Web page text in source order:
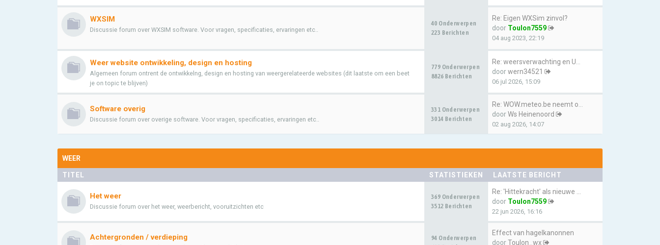
WXSIM
Discussie forum over WXSIM software. Voor vragen, specificaties, ervaringen etc..
40 Onderwerpen
223 Berichten
Re: Eigen WXSim zinvol?
door Toulon7559
04 aug 2023, 22:19
Weer website ontwikkeling, design en hosting
Algemeen forum ontrent de ontwikkelng, design en hosting van weergerelateerde websites (dit laatste om een beet
je on topic te blijven)
779 Onderwerpen
8826 Berichten
doorwern34521
06 jul 2026, 15:09
Software overig
Discussie forum over overige software. Voor vragen, specificaties, ervaringen etc..
331 Onderwerpen
3014 Berichten
doorWs Heinenoord
02 aug 2026, 14:07
WEER
TITEL STATISTIEKEN LAATSTE BERICHT
Het weer
Discussie forum over het weer, weerbericht, vooruitzichten etc
369 Onderwerpen
3512 Berichten
Re: 'Hittekracht' als nieuwe …
door Toulon7559
22 jun 2026, 16:16
Achtergronden / verdieping
94 Onderwerpen
Effect van hagelkanonnen
doorToulon_wx